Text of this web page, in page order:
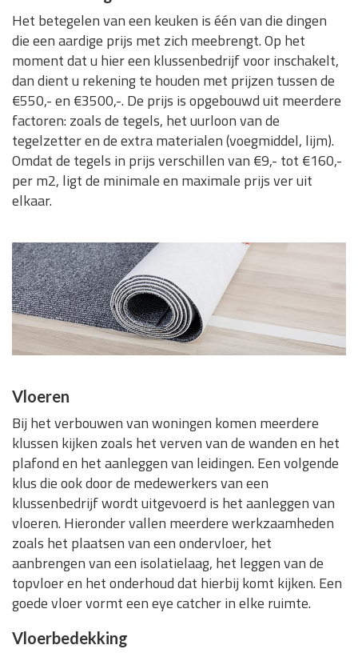
Het betegelen van een keuken is één van die dingen
die een aardige prijs met zich meebrengt. Op het
moment dat u hier een klussenbedrijf voor inschakelt,
dan dient u rekening te houden met prijzen tussen de
€550,- en €3500,-. De prijs is opgebouwd uit meerdere
factoren: zoals de tegels, het uurloon van de
tegelzetter en de extra materialen (voegmiddel, lijm).
Omdat de tegels in prijs verschillen van €9,- tot €160,-
per m2, ligt de minimale en maximale prijs ver uit
elkaar.
Vloeren
Bij het verbouwen van woningen komen meerdere
klussen kijken zoals het verven van de wanden en het
plafond en het aanleggen van leidingen. Een volgende
klus die ook door de medewerkers van een
klussenbedrijf wordt uitgevoerd is het aanleggen van
vloeren. Hieronder vallen meerdere werkzaamheden
zoals het plaatsen van een ondervloer, het
aanbrengen van een isolatielaag, het leggen van de
topvloer en het onderhoud dat hierbij komt kijken. Een
goede vloer vormt een eye catcher in elke ruimte.
Vloerbedekking